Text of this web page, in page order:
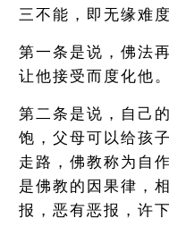
三不能，即无缘难
第一条是说，佛法
让他接受而度化他。
第二条是说，自己
饱，父母可以给孩
走路，佛教称为自
是佛教的因果律，
报，恶有恶报，许